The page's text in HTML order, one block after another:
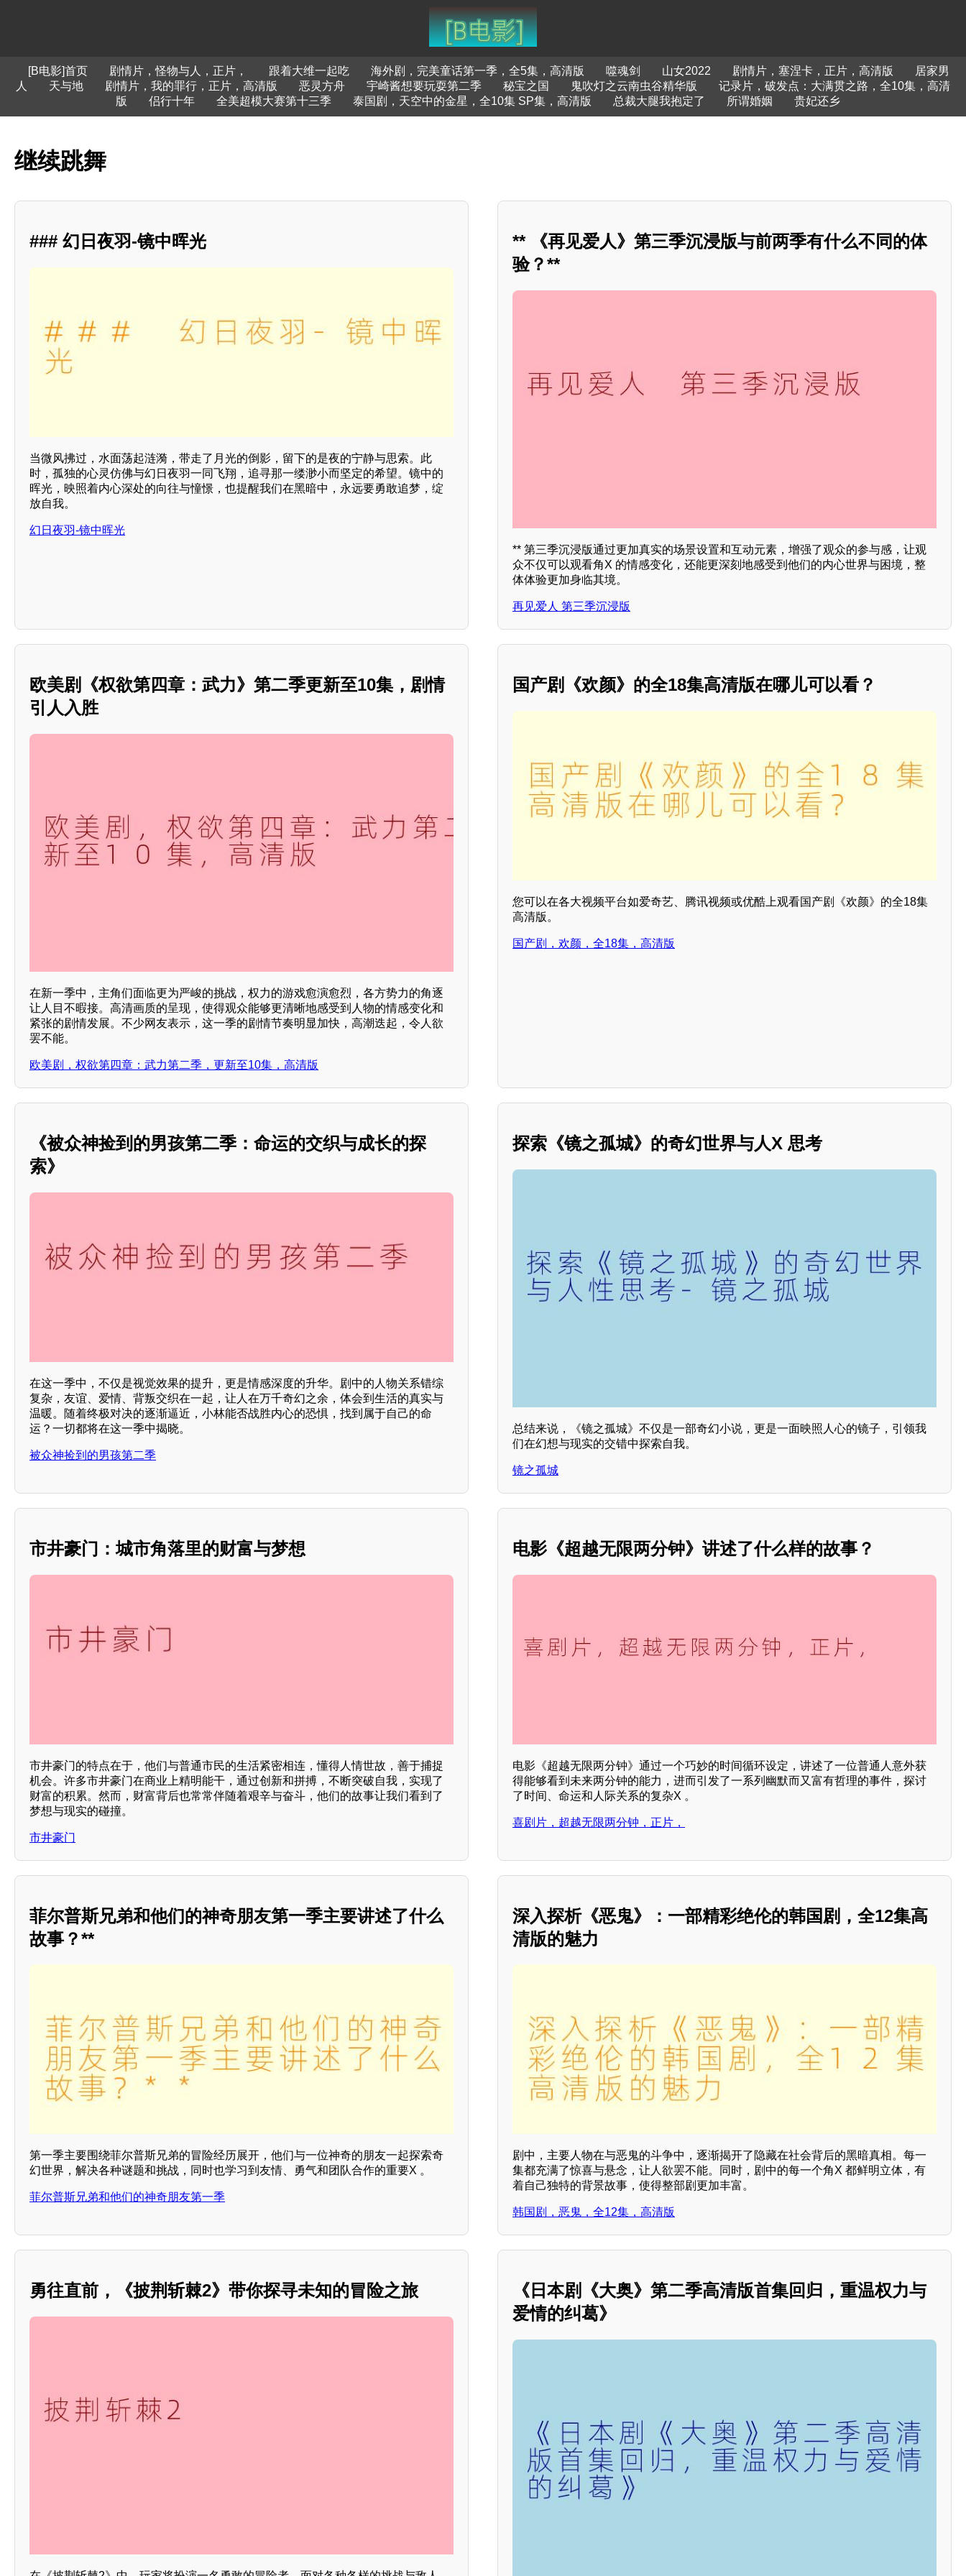
[B电影]首页 剧情片，怪物与人，正片， 跟着大维一起吃 海外剧，完美童话第一季，全5集，高清版 噬魂剑 山女2022 剧情片，塞涅卡，正片，高清版
居家男
人
天与地 剧情片，我的罪行，正片，高清版 恶灵方舟 宇崎酱想要玩耍第二季 秘宝之国 鬼吹灯之云南虫谷精华版
记录片，破发点：大满贯之路，全10集，高清
版
侣行十年 全美超模大赛第十三季 泰国剧，天空中的金星，全10集 SP集，高清版 总裁大腿我抱定了 所谓婚姻 贵妃还乡
继续跳舞
### 幻日夜羽-镜中晖光
当微风拂过，水面荡起涟漪，带走了月光的倒影，留下的是夜的宁静与思索。此
时，孤独的心灵仿佛与幻日夜羽一同飞翔，追寻那一缕渺小而坚定的希望。镜中的
晖光，映照着内心深处的向往与憧憬，也提醒我们在黑暗中，永远要勇敢追梦，绽
放自我。
幻日夜羽-镜中晖光
** 《再见爱人》第三季沉浸版与前两季有什么不同的体
验？**
** 第三季沉浸版通过更加真实的场景设置和互动元素，增强了观众的参与感，让观
众不仅可以观看角X 的情感变化，还能更深刻地感受到他们的内心世界与困境，整
体体验更加身临其境。
再见爱人 第三季沉浸版
欧美剧《权欲第四章：武力》第二季更新至10集，剧情
引人入胜
在新一季中，主角们面临更为严峻的挑战，权力的游戏愈演愈烈，各方势力的角逐
让人目不暇接。高清画质的呈现，使得观众能够更清晰地感受到人物的情感变化和
紧张的剧情发展。不少网友表示，这一季的剧情节奏明显加快，高潮迭起，令人欲
罢不能。
欧美剧，权欲第四章：武力第二季，更新至10集，高清版
国产剧《欢颜》的全18集高清版在哪儿可以看？
您可以在各大视频平台如爱奇艺、腾讯视频或优酷上观看国产剧《欢颜》的全18集
高清版。
国产剧，欢颜，全18集，高清版
《被众神捡到的男孩第二季：命运的交织与成长的探
索》
在这一季中，不仅是视觉效果的提升，更是情感深度的升华。剧中的人物关系错综
复杂，友谊、爱情、背叛交织在一起，让人在万千奇幻之余，体会到生活的真实与
温暖。随着终极对决的逐渐逼近，小林能否战胜内心的恐惧，找到属于自己的命
运？一切都将在这一季中揭晓。
被众神捡到的男孩第二季
探索《镜之孤城》的奇幻世界与人X 思考
总结来说，《镜之孤城》不仅是一部奇幻小说，更是一面映照人心的镜子，引领我
们在幻想与现实的交错中探索自我。
镜之孤城
市井豪门：城市角落里的财富与梦想
市井豪门的特点在于，他们与普通市民的生活紧密相连，懂得人情世故，善于捕捉
机会。许多市井豪门在商业上精明能干，通过创新和拼搏，不断突破自我，实现了
财富的积累。然而，财富背后也常常伴随着艰辛与奋斗，他们的故事让我们看到了
梦想与现实的碰撞。
市井豪门
电影《超越无限两分钟》讲述了什么样的故事？
电影《超越无限两分钟》通过一个巧妙的时间循环设定，讲述了一位普通人意外获
得能够看到未来两分钟的能力，进而引发了一系列幽默而又富有哲理的事件，探讨
了时间、命运和人际关系的复杂X 。
喜剧片，超越无限两分钟，正片，
菲尔普斯兄弟和他们的神奇朋友第一季主要讲述了什么
故事？**
第一季主要围绕菲尔普斯兄弟的冒险经历展开，他们与一位神奇的朋友一起探索奇
幻世界，解决各种谜题和挑战，同时也学习到友情、勇气和团队合作的重要X 。
菲尔普斯兄弟和他们的神奇朋友第一季
深入探析《恶鬼》：一部精彩绝伦的韩国剧，全12集高
清版的魅力
剧中，主要人物在与恶鬼的斗争中，逐渐揭开了隐藏在社会背后的黑暗真相。每一
集都充满了惊喜与悬念，让人欲罢不能。同时，剧中的每一个角X 都鲜明立体，有
着自己独特的背景故事，使得整部剧更加丰富。
韩国剧，恶鬼，全12集，高清版
勇往直前，《披荆斩棘2》带你探寻未知的冒险之旅
《日本剧《大奥》第二季高清版首集回归，重温权力与
爱情的纠葛》